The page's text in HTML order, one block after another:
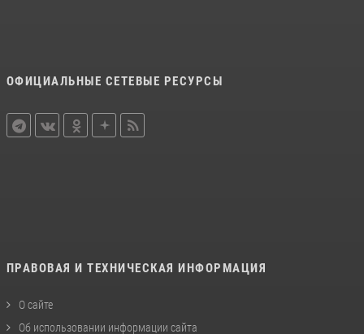
ОФИЦИАЛЬНЫЕ СЕТЕВЫЕ РЕСУРСЫ
ПРАВОВАЯ И ТЕХНИЧЕСКАЯ ИНФОРМАЦИЯ
О сайте
Об использовании информации сайта